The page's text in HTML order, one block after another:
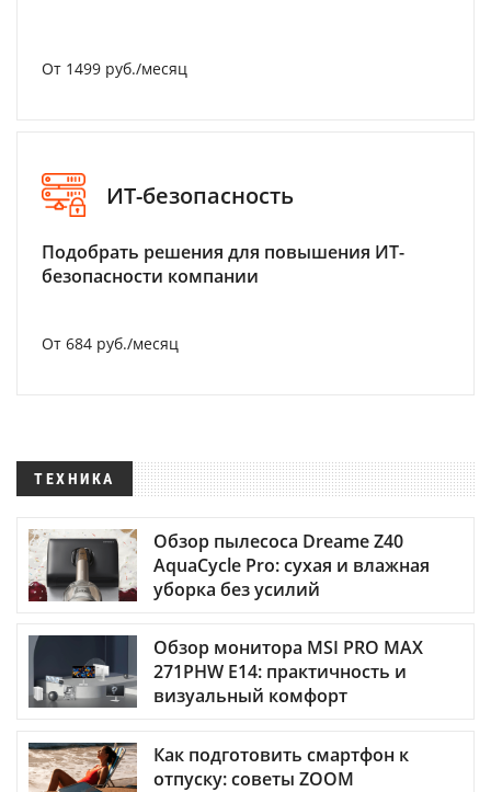
От 1499 руб./месяц
ИТ-безопасность
Подобрать решения для повышения ИТ-
безопасности компании
От 684 руб./месяц
ТЕХНИКА
Обзор пылесоса Dreame Z40
AquaCycle Pro: сухая и влажная
уборка без усилий
Обзор монитора MSI PRO MAX
271PHW E14: практичность и
визуальный комфорт
Как подготовить смартфон к
отпуску: советы ZOOM